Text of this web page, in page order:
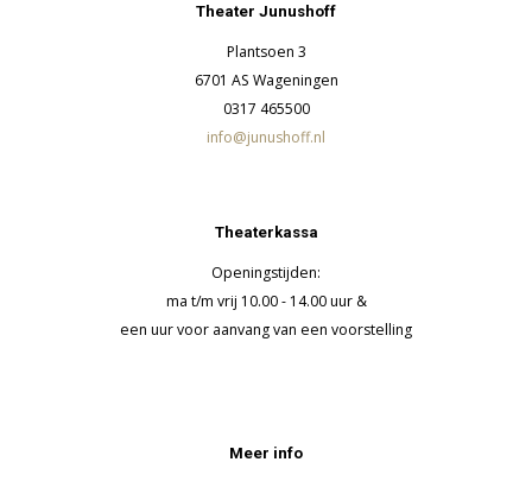
Theater Junushoff
Plantsoen 3
6701 AS Wageningen
0317 465500
info@junushoff.nl
Theaterkassa
Openingstijden:
ma t/m vrij 10.00 - 14.00 uur &
een uur voor aanvang van een voorstelling
Meer info